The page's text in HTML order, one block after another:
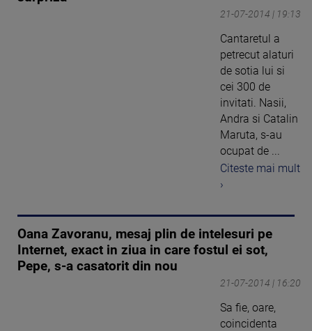
21-07-2014 | 19:13
Cantaretul a
petrecut alaturi
de sotia lui si
cei 300 de
invitati. Nasii,
Andra si Catalin
Maruta, s-au
ocupat de ...
Citeste mai mult
›
Oana Zavoranu, mesaj plin de intelesuri pe
Internet, exact in ziua in care fostul ei sot,
Pepe, s-a casatorit din nou
21-07-2014 | 16:20
Sa fie, oare,
coincidenta